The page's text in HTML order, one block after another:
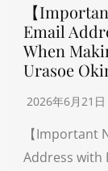
【
Email
When
Urasoe
2026年6月21日
【Important
Address with